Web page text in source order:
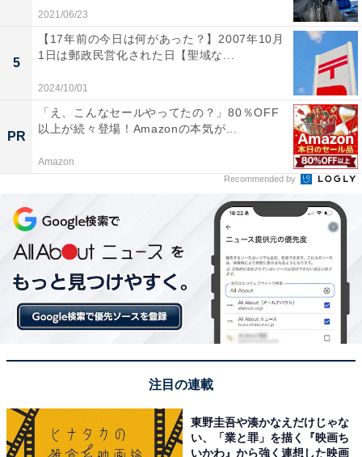
世界で1～2を争い続けており、日本のみならず世界でも
業界トップクラスの自動車メーカーと言えるでしょう。
その連結売上は約30兆円にもなります。
＞20～1位の結果を見る
・
関東甲信越地方の「新卒就職企業」人気ランキング！ 2
位「イオングループ」を抑えた1位は？【2022年卒】
・
就職したい企業・業種ランキング3年連続1位！ Google
や国家公務員よりも「働きたい業種」とは？
十七銀行」を抑えた1位は？【2022年卒】
・
北海道の「新卒就職企業」人気ランキング！ 2位「アイ
2021/06/23
5
【17年前の今日は何があった？】2007年10月
1日は郵政民営化された日【聖域な...
2024/10/01
PR
「え、こんなセールやってたの？」80％OFF
以上が続々登場！Amazonの本気が...
Amazon
Recommended by
注目の連載
東野圭吾や湊かなえだけじゃな
い、「業と罪」を描く『映画ち
いかわ』から強く連想した映画